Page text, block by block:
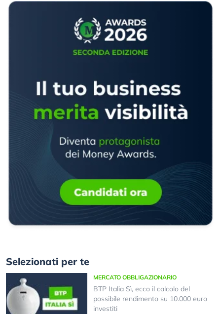
Selezionati per te
MERCATO OBBLIGAZIONARIO
BTP Italia Sì, ecco il calcolo del
possibile rendimento su 10.000 euro
investiti